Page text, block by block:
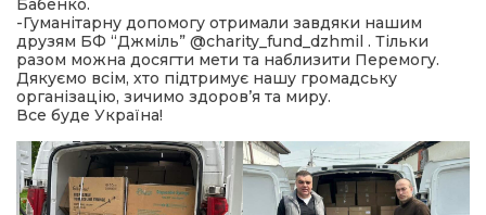
місія
Бабенко.
-Гуманітарну допомогу отримали завдяки нашим
друзям БФ “Джміль” @charity_fund_dzhmil . Тільки
разом можна досягти мети та наблизити Перемогу.
Дякуємо всім, хто підтримує нашу громадську
організацію, зичимо здоров’я та миру.
Все буде Україна!